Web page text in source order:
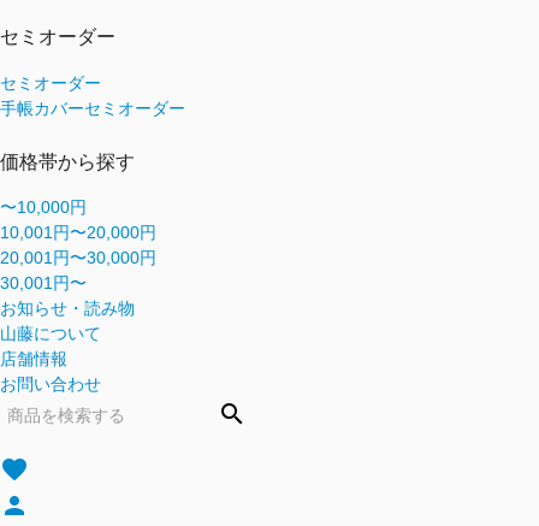
セミオーダー
セミオーダー
手帳カバーセミオーダー
価格帯から探す
〜10,000円
10,001円〜20,000円
20,001円〜30,000円
30,001円〜
お知らせ・読み物
山藤について
店舗情報
お問い合わせ
search
favorite
person